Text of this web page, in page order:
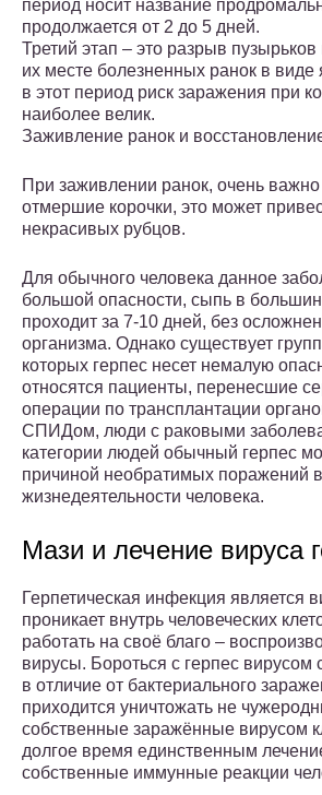
период носит название
продолжается от 2 до 5 дней.
Третий этап – это разрыв
их месте болезненных ранок в виде
в этот период риск заражения при
наиболее велик.
Заживление ранок и
При заживлении ранок, очень важно
отмершие корочки, это может
некрасивых рубцов.
Для обычного человека данное
большой опасности, сыпь в
проходит за 7-10 дней, без
организма. Однако существует
которых герпес несет немалую
относятся пациенты, перенесшие
операции по трансплантации
СПИДом, люди с раковыми
категории людей обычный герпес
причиной необратимых поражений
жизнедеятельности человека.
Мази и лечение вируса
Герпетическая инфекция является
проникает внутрь человеческих
работать на своё благо –
вирусы. Бороться с герпес вирусом
в отличие от бактериального
приходится уничтожать не
собственные заражённые вирусом
долгое время единственным
собственные иммунные реакции